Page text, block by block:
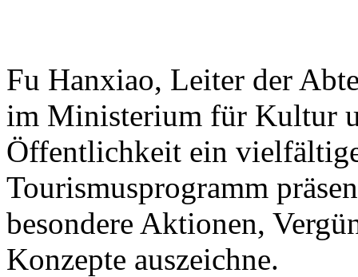
Fu Hanxiao, Leiter der
im Ministerium für Kultur
Öffentlichkeit ein
Tourismusprogramm
besondere Aktionen,
Konzepte auszeichne.